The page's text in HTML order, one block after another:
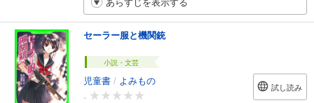
セーラー服と機関銃
小説・文芸
児童書 / よみもの
-
試し読み